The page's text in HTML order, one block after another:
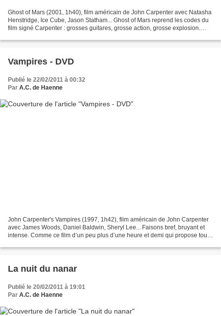
Ghost of Mars (2001, 1h40), film américain de John Carpenter avec Natasha
Henstridge, Ice Cube, Jason Statham... Ghost of Mars reprend les codes du
film signé Carpenter : grosses guitares, grosse action, grosse explosion.
Vampires - DVD
Publié le 22/02/2011 à 00:32
Par A.C. de Haenne
John Carpenter's Vampires (1997, 1h42), film américain de John Carpenter
avec James Woods, Daniel Baldwin, Sheryl Lee... Faisons bref, bruyant et
intense. Comme ce film d’un peu plus d’une heure et demi qui propose tout,
La nuit du nanar
Publié le 20/02/2011 à 19:01
Par A.C. de Haenne